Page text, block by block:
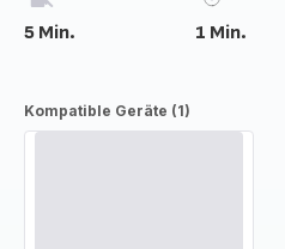
5 Min. 1 Min.
Kompatible Geräte (1)